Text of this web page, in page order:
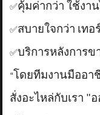
✅คุ้มค่ากว่า ใช้งา
✅สบายใจกว่า เท
✅บริการหลังการข
“ โดยทีมงานมืออ
สั่งอะไหล่กับเรา "